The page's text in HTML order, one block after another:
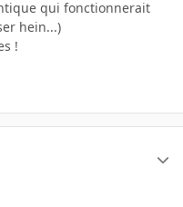
qui fonctionnerait
hein...)
!